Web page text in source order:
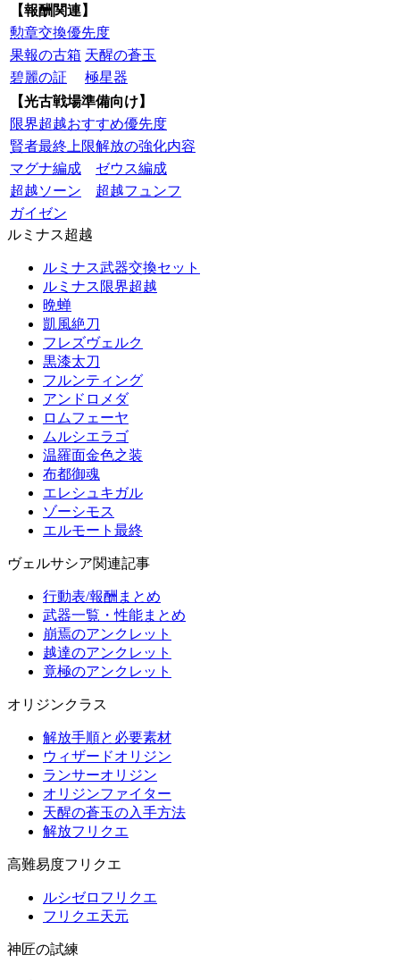
【報酬関連】
勲章交換優先度
果報の古箱 天醒の蒼玉
碧麗の証
極星器
【光古戦場準備向け】
限界超越おすすめ優先度
賢者最終上限解放の強化内容
マグナ編成
ゼウス編成
超越ソーン
超越フュンフ
ガイゼン
ルミナス超越
ルミナス武器交換セット
ルミナス限界超越
晩蝉
凱風絶刀
フレズヴェルク
黒漆太刀
フルンティング
アンドロメダ
ロムフェーヤ
ムルシエラゴ
温羅面金色之装
布都御魂
エレシュキガル
ゾーシモス
エルモート最終
ヴェルサシア関連記事
行動表/報酬まとめ
武器一覧・性能まとめ
崩焉のアンクレット
越達のアンクレット
竟極のアンクレット
オリジンクラス
解放手順と必要素材
ウィザードオリジン
ランサーオリジン
オリジンファイター
天醒の蒼玉の入手方法
解放フリクエ
高難易度フリクエ
ルシゼロフリクエ
フリクエ天元
神匠の試練